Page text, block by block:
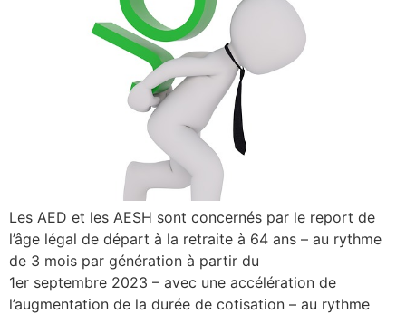
Les AED et les AESH sont concernés par le report de
l’âge légal de départ à la retraite à 64 ans – au rythme
de 3 mois par génération à partir du
1er septembre 2023 – avec une accélération de
l’augmentation de la durée de cotisation – au rythme